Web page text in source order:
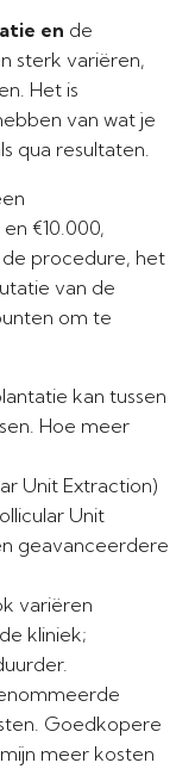
en de
sterk variëren,
Het is
van wat je
qua resultaten.
€10.000,
procedure, het
van de
om te
kan tussen
Hoe meer
Unit Extraction)
Unit
geavanceerdere
variëren
kliniek;
Goedkopere
meer kosten